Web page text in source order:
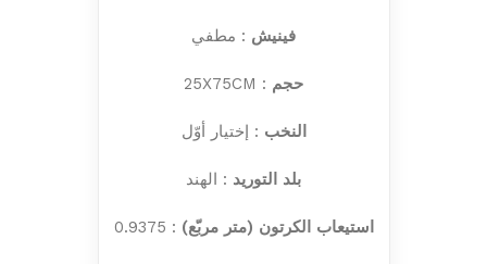
فينيش : مطفي
حجم : 25X75CM
النخب : إختيار أوّل
بلد التوريد : الهند
استيعاب الكرتون (متر مربّع) : 0.9375